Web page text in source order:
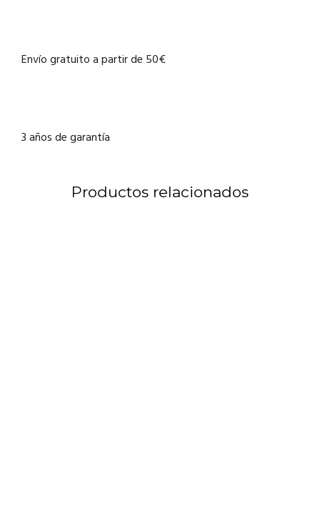
Envío gratuito a partir de 50€
3 años de garantía
Productos relacionados